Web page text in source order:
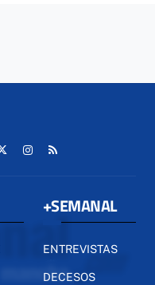
+SEMANAL
ENTREVISTAS
DECESOS